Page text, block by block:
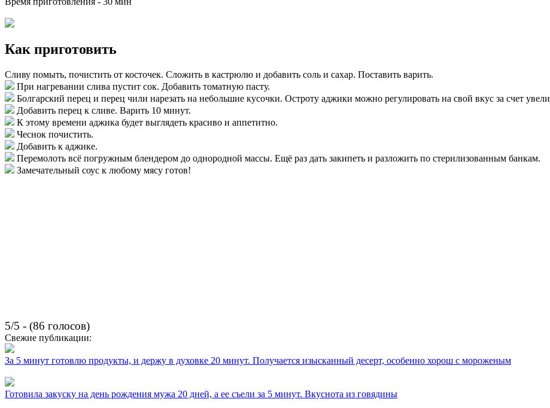
Как приготовить
Сливу помыть, почистить от косточек. Сложить в кастрюлю и добавить соль и сахар. Поставить варить.
При нагревании слива пустит сок. Добавить томатную пасту.
Болгарский перец и перец чили нарезать на небольшие кусочки. Остроту аджики можно регулировать на свой вкус за счет
Добавить перец к сливе. Варить 10 минут.
К этому времени аджика будет выглядеть красиво и аппетитно.
Чеснок почистить.
Добавить к аджике.
Перемолоть всё погружным блендером до однородной массы. Ещё раз дать закипеть и разложить по стерилизованным банкам.
Замечательный соус к любому мясу готов!
5/5 - (86 голосов)
Свежие публикации:
За 5 минут готовлю продукты, и держу в духовке 20 минут. Получается изысканный десерт, особенно хорош с мороженым
Готовила закуску на день рождения мужа 20 дней, а ее съели за 5 минут. Вкуснота из говядины